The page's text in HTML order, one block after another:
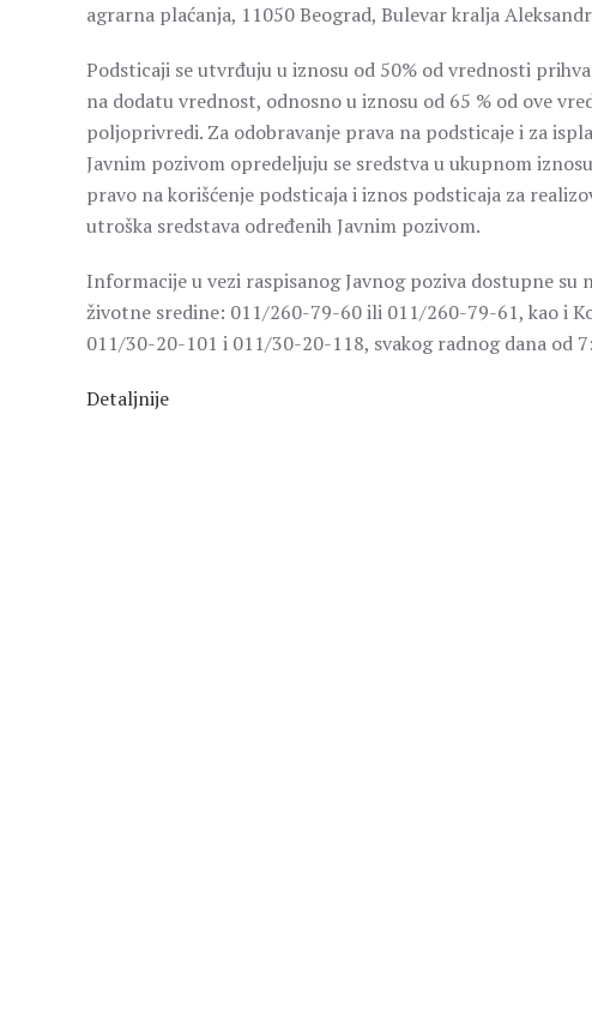
agrarna plaćanja, 11050 Beograd, Bulevar kralja
Podsticaji se utvrđuju u iznosu od 50% od vrednosti
na dodatu vrednost, odnosno u iznosu od 65 % od ove
poljoprivredi. Za odobravanje prava na podsticaje i za
Javnim pozivom opredeljuju se sredstva u ukupnom
pravo na korišćenje podsticaja i iznos podsticaja za
utroška sredstava određenih Javnim pozivom.
Informacije u vezi raspisanog Javnog poziva dostupne
životne sredine: 011/260-79-60 ili 011/260-79-61, kao i
011/30-20-101 i 011/30-20-118, svakog radnog dana od
Detaljnije